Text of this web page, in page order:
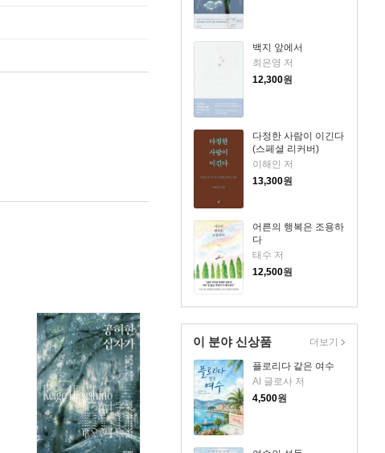
백지 앞에서
최은영 저
12,300원
다정한 사람이 이긴다
(스페셜 리커버)
이해인 저
13,300원
어른의 행복은 조용하
다
태수 저
12,500원
이 분야 신상품
플로리다 같은 여수
AI 글로사 저
4,500원
더보기